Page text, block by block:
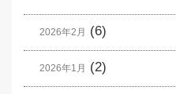
2026年2月 (6)
2026年1月 (2)